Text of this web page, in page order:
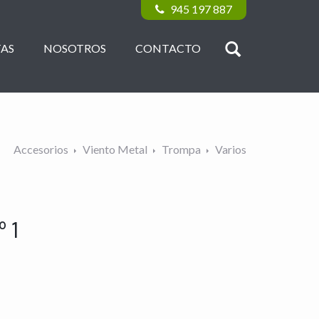
945 197 887
NOSOTROS CONTACTO
Accesorios Viento Metal Trompa Varios
1